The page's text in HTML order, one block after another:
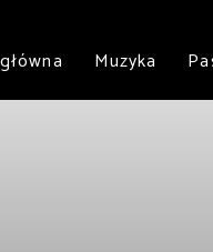
Muzyka